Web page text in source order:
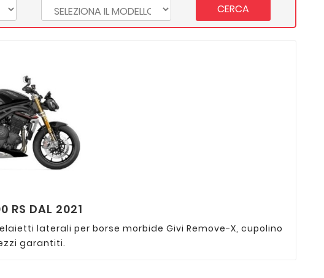
CERCA
RS DAL 2021
laterali per borse morbide Givi Remove-X, cupolino
garantiti.